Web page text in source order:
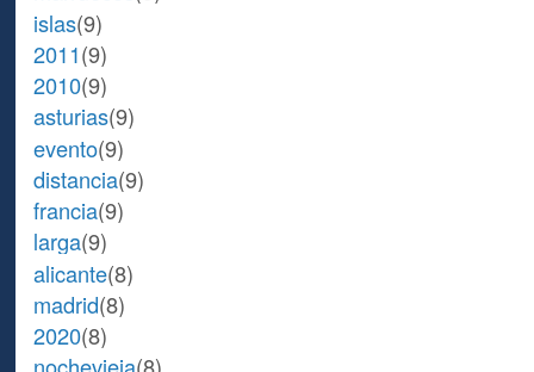
islas(9)
2011(9)
2010(9)
asturias(9)
evento(9)
distancia(9)
francia(9)
larga(9)
alicante(8)
madrid(8)
2020(8)